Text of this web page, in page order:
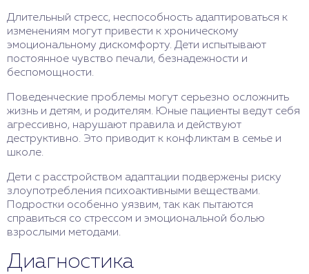
Длительный стресс, неспособность адаптироваться к
изменениям могут привести к хроническому
эмоциональному дискомфорту. Дети испытывают
постоянное чувство печали, безнадежности и
беспомощности.
Поведенческие проблемы могут серьезно осложнить
жизнь и детям, и родителям. Юные пациенты ведут себя
агрессивно, нарушают правила и действуют
деструктивно. Это приводит к конфликтам в семье и
школе.
Дети с расстройством адаптации подвержены риску
злоупотребления психоактивными веществами.
Подростки особенно уязвим, так как пытаются
справиться со стрессом и эмоциональной болью
взрослыми методами.
Диагностика